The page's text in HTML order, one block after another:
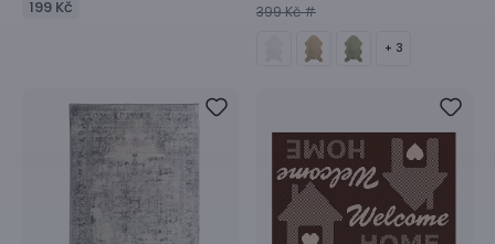
199 Kč
399 Kč #
+ 3